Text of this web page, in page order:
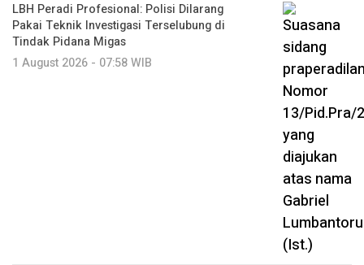
LBH Peradi Profesional: Polisi Dilarang
Pakai Teknik Investigasi Terselubung di
Tindak Pidana Migas
1 August 2026 - 07:58 WIB